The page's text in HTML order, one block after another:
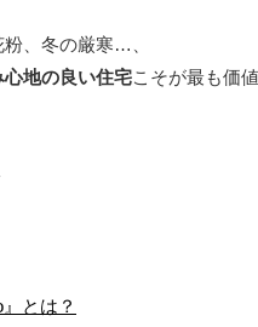
、冬の厳寒…、
心地の良い住宅こそが最も価
とは？